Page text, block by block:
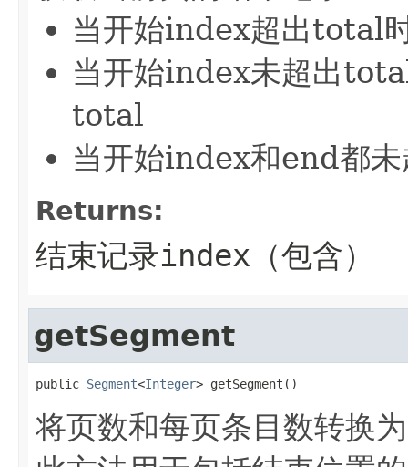
当开始index超出total
当开始index未超出
total
当开始index和end都未
Returns:
结束记录index（包含）
getSegment
public Segment<Integer> getSegment()
将页数和每页条目数转换